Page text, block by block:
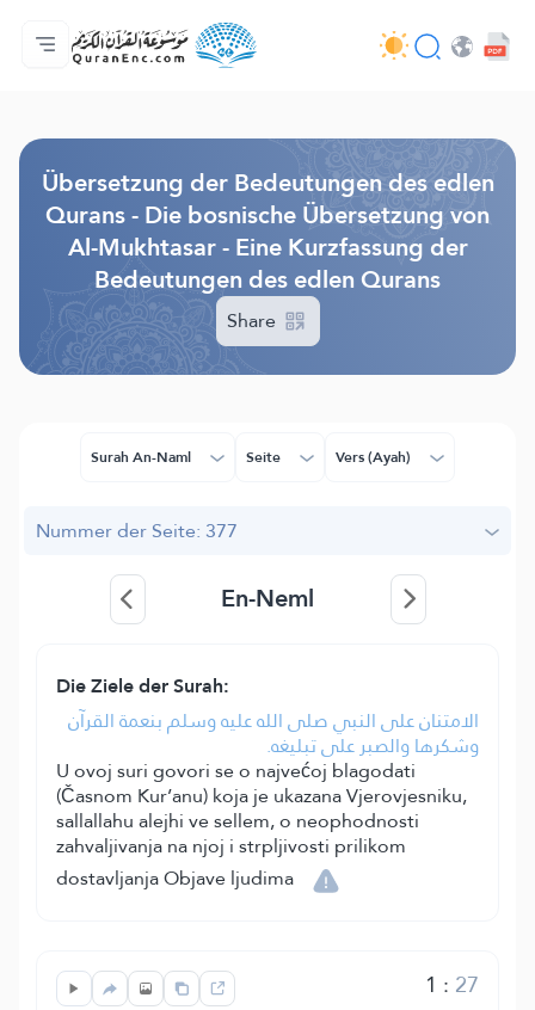
Hauptseite
Inhaltsverzeichnis der Übersetzungen
Audio
Service der Entwickler - API
Über das Projekt
Kontakt
Sprache
Übersetzung der Bedeutungen des edlen
Qurans - Die bosnische Übersetzung von
Al-Mukhtasar - Eine Kurzfassung der
Bedeutungen des edlen Qurans
Share
Surah An-Naml Seite Vers (Ayah)
Nummer der Seite: 377
En-Neml
Die Ziele der Surah:
الامتنان على النبي صلى الله عليه وسلم بنعمة القرآن
وشكرها والصبر على تبليغه.
U ovoj suri govori se o najvećoj blagodati
(Časnom Kur’anu) koja je ukazana Vjerovjesniku,
sallallahu alejhi ve sellem, o neophodnosti
zahvaljivanja na njoj i strpljivosti prilikom
dostavljanja Objave ljudima
1 : 27